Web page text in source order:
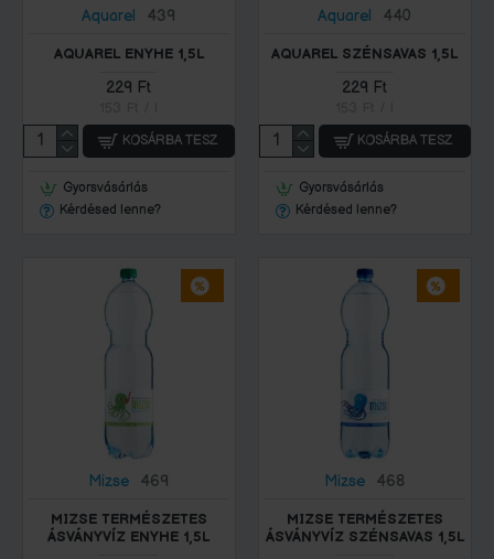
Aquarel 439
AQUAREL ENYHE 1,5L
229 Ft
KOSÁRBA TESZ
Gyorsvásárlás
Kérdésed lenne?
Aquarel 440
AQUAREL SZÉNSAVAS 1,5L
229 Ft
KOSÁRBA TESZ
Gyorsvásárlás
Kérdésed lenne?
Mizse 469
MIZSE TERMÉSZETES
ÁSVÁNYVÍZ ENYHE 1,5L
Mizse 468
MIZSE TERMÉSZETES
ÁSVÁNYVÍZ SZÉNSAVAS 1,5L